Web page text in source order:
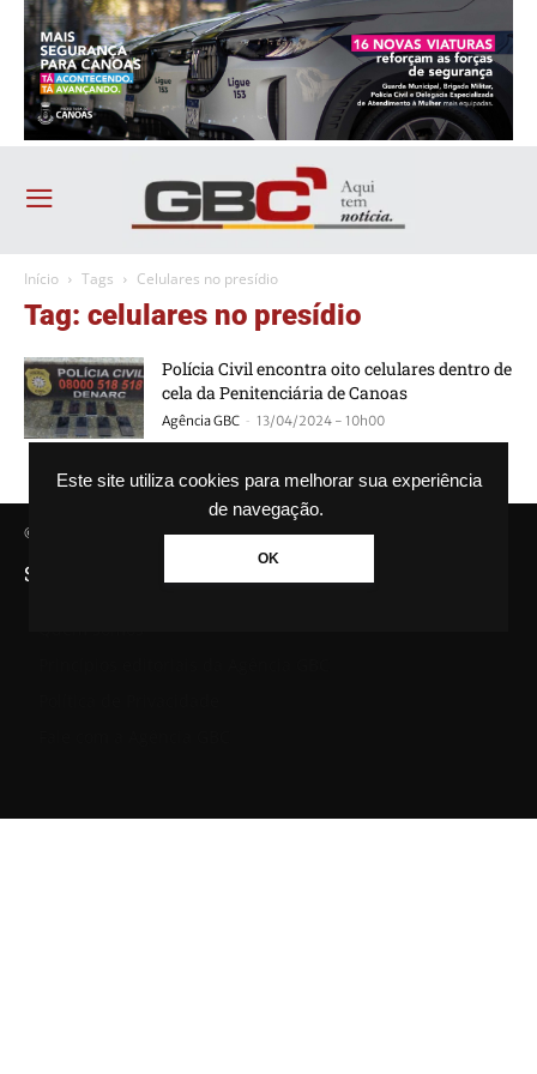
Este site utiliza cookies para melhorar sua experiência
de navegação.
OK
Início Tags Celulares no presídio
Tag: celulares no presídio
Polícia Civil encontra oito celulares dentro de
cela da Penitenciária de Canoas
Agência GBC - 13/04/2024 - 10h00
© Agência GBC. Aqui tem notícia. Todos os direitos reservados.
SAIBA MAIS SOBRE A AGÊNCIA GBC